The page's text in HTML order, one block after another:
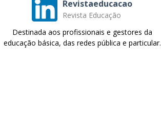
Revistaeducacao
Revista Educação
Destinada aos profissionais e gestores da
educação básica, das redes pública e particular.